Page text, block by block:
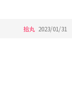
拾丸 2023/01/31